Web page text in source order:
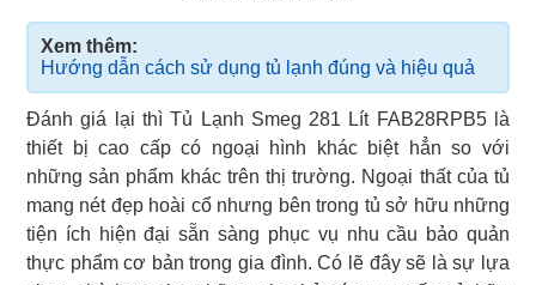
Xem thêm:
Hướng dẫn cách sử dụng tủ lạnh đúng và hiệu quả
Đánh giá lại thì Tủ Lạnh Smeg 281 Lít FAB28RPB5 là
thiết bị cao cấp có ngoại hình khác biệt hẳn so với
những sản phẩm khác trên thị trường. Ngoại thất của tủ
mang nét đẹp hoài cổ nhưng bên trong tủ sở hữu những
tiện ích hiện đại sẵn sàng phục vụ nhu cầu bảo quản
thực phẩm cơ bản trong gia đình. Có lẽ đây sẽ là sự lựa